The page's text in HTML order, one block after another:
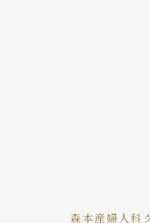
森本産婦人科